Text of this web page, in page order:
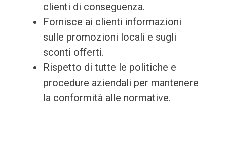
clienti di conseguenza.
Fornisce ai clienti informazioni
sulle promozioni locali e sugli
sconti offerti.
Rispetto di tutte le politiche e
procedure aziendali per mantenere
la conformità alle normative.